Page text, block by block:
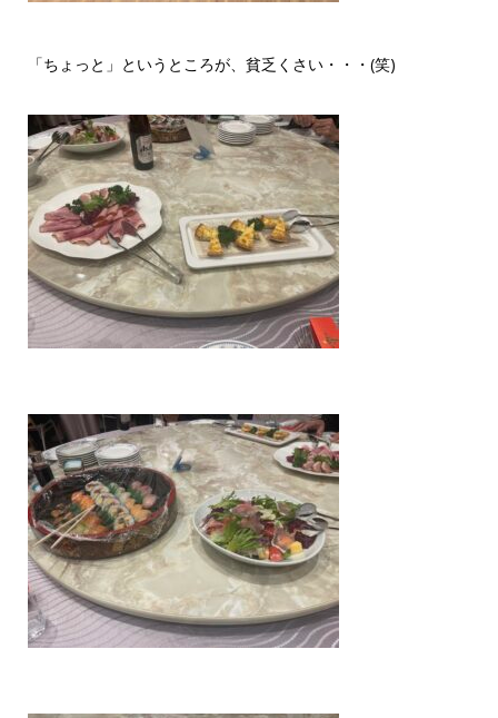
「ちょっと」というところが、貧乏くさい・・・(笑)